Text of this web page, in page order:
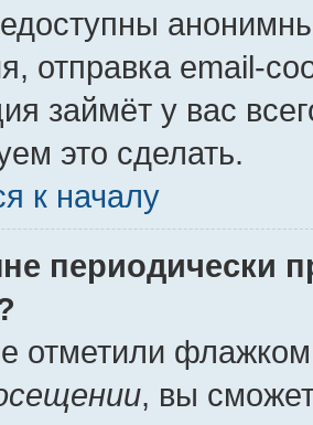
отправка email-
займёт у вас
это сделать.
к началу
периодически
отметили
, вы